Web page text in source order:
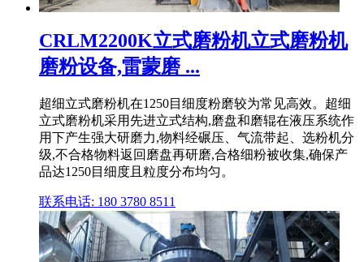
CRLM2200K立式磨粉机立式磨粉机
磨粉设备,雷蒙磨 ...
超细立式磨粉机在1250目细度粉磨较为常见高效。超细
立式磨粉机采用先进立式结构,磨盘和磨辊在液压系统作
用下产生强大研磨力,物料经碾压、气流带起、选粉机分
级,不合格物料返回磨盘再研磨,合格细粉被收集,确保产
品达1250目细度且粒度分布均匀。
联系电话: 180 3780 8511